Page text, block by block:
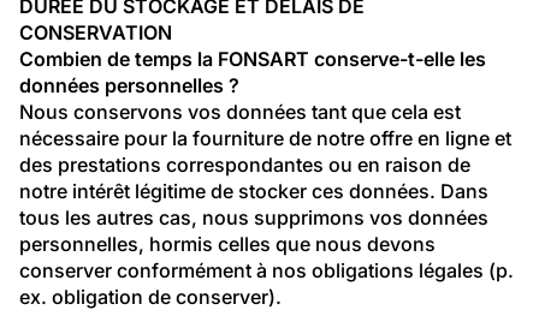
DURÉE DU STOCKAGE ET DÉLAIS DE
CONSERVATION
Combien de temps la FONSART conserve-t-elle les
données personnelles ?
Nous conservons vos données tant que cela est
nécessaire pour la fourniture de notre offre en ligne et
des prestations correspondantes ou en raison de
notre intérêt légitime de stocker ces données. Dans
tous les autres cas, nous supprimons vos données
personnelles, hormis celles que nous devons
conserver conformément à nos obligations légales (p.
ex. obligation de conserver).